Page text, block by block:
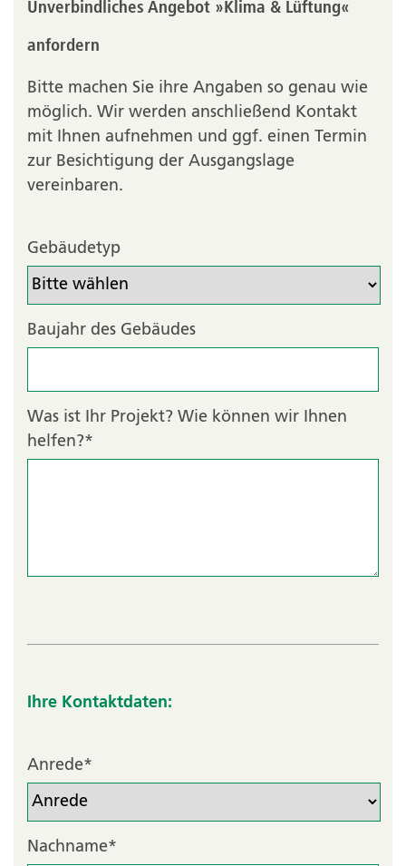
Unverbindliches Angebot »Klima & Lüftung«
anfordern
Bitte machen Sie ihre Angaben so genau wie
möglich. Wir werden anschließend Kontakt
mit Ihnen aufnehmen und ggf. einen Termin
zur Besichtigung der Ausgangslage
vereinbaren.
Gebäudetyp
Baujahr des Gebäudes
Was ist Ihr Projekt? Wie können wir Ihnen
helfen?*
Ihre Kontaktdaten:
Anrede*
Nachname*